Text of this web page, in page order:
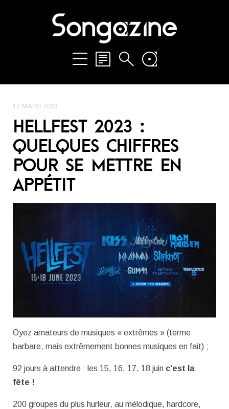
12 MARS 2023
HELLFEST 2023 :
QUELQUES CHIFFRES
POUR SE METTRE EN
APPÉTIT
Oyez amateurs de musiques « extrêmes » (terme
barbare, mais extrêmement bonnes musiques en fait) ;
92 jours à attendre : les 15, 16, 17, 18 juin c’est la
fête !
200 groupes du plus hurleur, au mélodique, hardcore,